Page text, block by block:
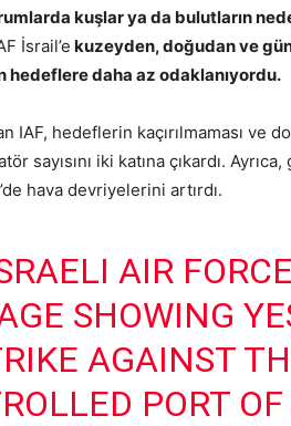
kuşlar ya da bulutların
İsrail’e kuzeyden, doğudan ve
hedeflere daha az odaklanıyordu.
IAF, hedeflerin kaçırılmaması ve
sayısını iki katına çıkardı.
hava devriyelerini artırdı.
AIR
SHOWING
AGAINST
PORT